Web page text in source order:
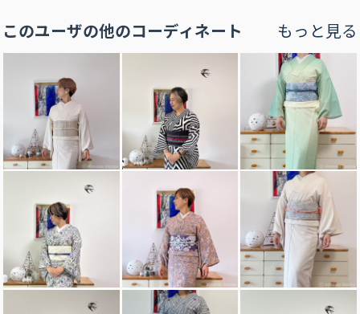
このユーザの他のコーディネート もっと見る